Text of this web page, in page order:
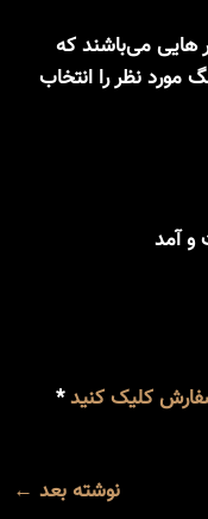
هایی می‌باشند که
مورد نظر را انتخاب
و آمد
کلیک کنید*
نوشته بعد ←